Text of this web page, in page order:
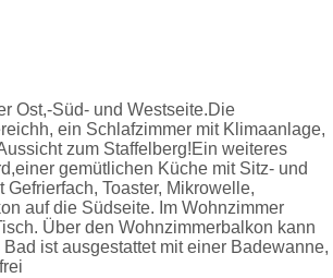
Ost,-Süd- und Westseite.Die
ein Schlafzimmer mit Klimaanlage,
zum Staffelberg!Ein weiteres
gemütlichen Küche mit Sitz- und
Toaster, Mikrowelle,
auf die Südseite. Im Wohnzimmer
Über den Wohnzimmerbalkon kann
ist ausgestattet mit einer Badewanne,